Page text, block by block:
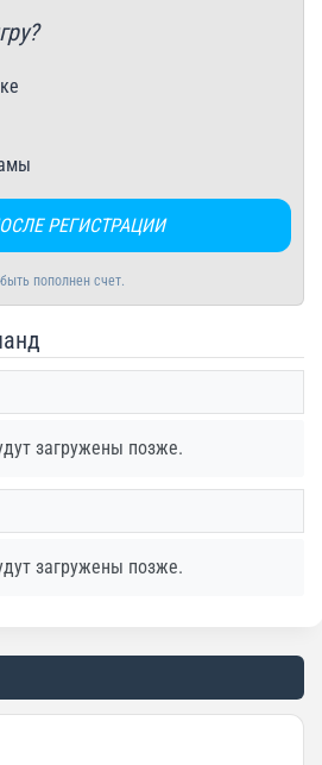
РЕГИСТРАЦИИ
пополнен счет.
загружены позже.
загружены позже.